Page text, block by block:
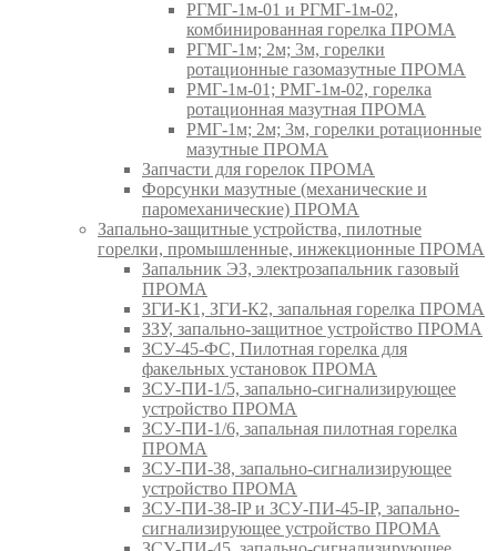
РГМГ-1м-01 и РГМГ-1м-02,
комбинированная горелка ПРОМА
РГМГ-1м; 2м; 3м, горелки
ротационные газомазутные ПРОМА
РМГ-1м-01; РМГ-1м-02, горелка
ротационная мазутная ПРОМА
РМГ-1м; 2м; 3м, горелки ротационные
мазутные ПРОМА
Запчасти для горелок ПРОМА
Форсунки мазутные (механические и
паромеханические) ПРОМА
Запально-защитные устройства, пилотные
горелки, промышленные, инжекционные ПРОМА
Запальник ЭЗ, электрозапальник газовый
ПРОМА
ЗГИ-К1, ЗГИ-К2, запальная горелка ПРОМА
ЗЗУ, запально-защитное устройство ПРОМА
ЗСУ-45-ФС, Пилотная горелка для
факельных установок ПРОМА
ЗСУ-ПИ-1/5, запально-сигнализирующее
устройство ПРОМА
ЗСУ-ПИ-1/6, запальная пилотная горелка
ПРОМА
ЗСУ-ПИ-38, запально-сигнализирующее
устройство ПРОМА
ЗСУ-ПИ-38-IP и ЗСУ-ПИ-45-IP, запально-
сигнализирующее устройство ПРОМА